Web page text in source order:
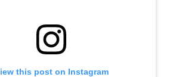
this post on Instagram